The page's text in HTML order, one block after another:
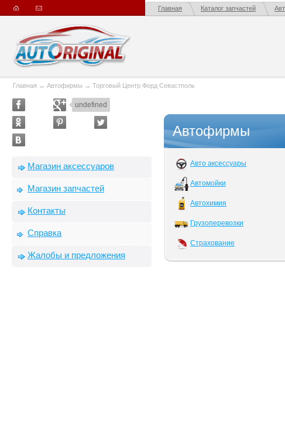
Главная Каталог запчастей
Главная → Автофирмы → Торговый Центр Форд Севастполь
undefined
Магазин аксессуаров
Магазин запчастей
Контакты
Справка
Жалобы и предложения
Автофирмы
Авто аксессуары
Автомойки
Автохимия
Грузоперевозки
Страхование